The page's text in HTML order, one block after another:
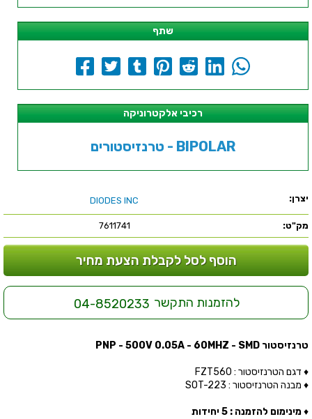
שתף
רכיבי אלקטרוניקה
טרנזיסטורים - BIPOLAR
יצרן: DIODES INC
מק"ט: 7611741
הוסף לסל לקבלת הצעת מחיר
להזמנות התקשר 04-8520233
טרנזיסטור PNP - 500V 0.05A - 60MHZ - SMD
♦ דגם הטרנזיסטור : FZT560
♦ מבנה הטרנזיסטור : SOT-223
♦מינימום להזמנה : 5 יחידות